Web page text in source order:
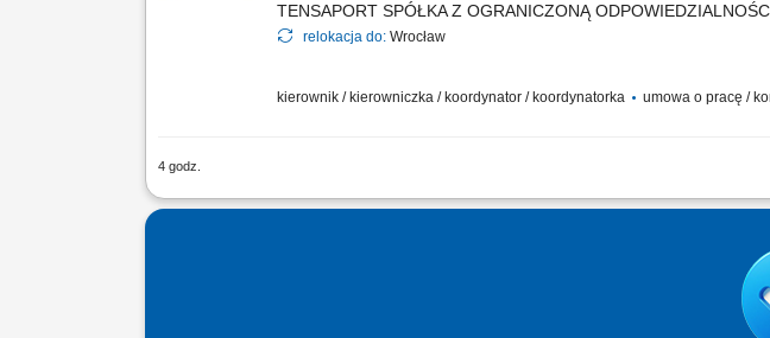
TENSAPORT SPÓŁKA Z OGRANICZONĄ
relokacja do: Wrocław
kierownik / kierowniczka / koordynator / koordynatorka umowa o pracę /
4 godz.
Obowiązki: Organizowanie pracy podległego zespołu i bieżące nim